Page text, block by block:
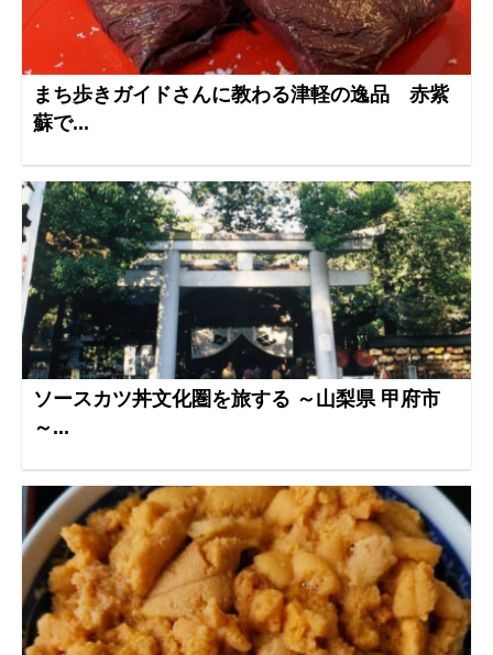
まち歩きガイドさんに教わる津軽の逸品 赤紫
蘇で...
ソースカツ丼文化圏を旅する ～山梨県 甲府市
～...